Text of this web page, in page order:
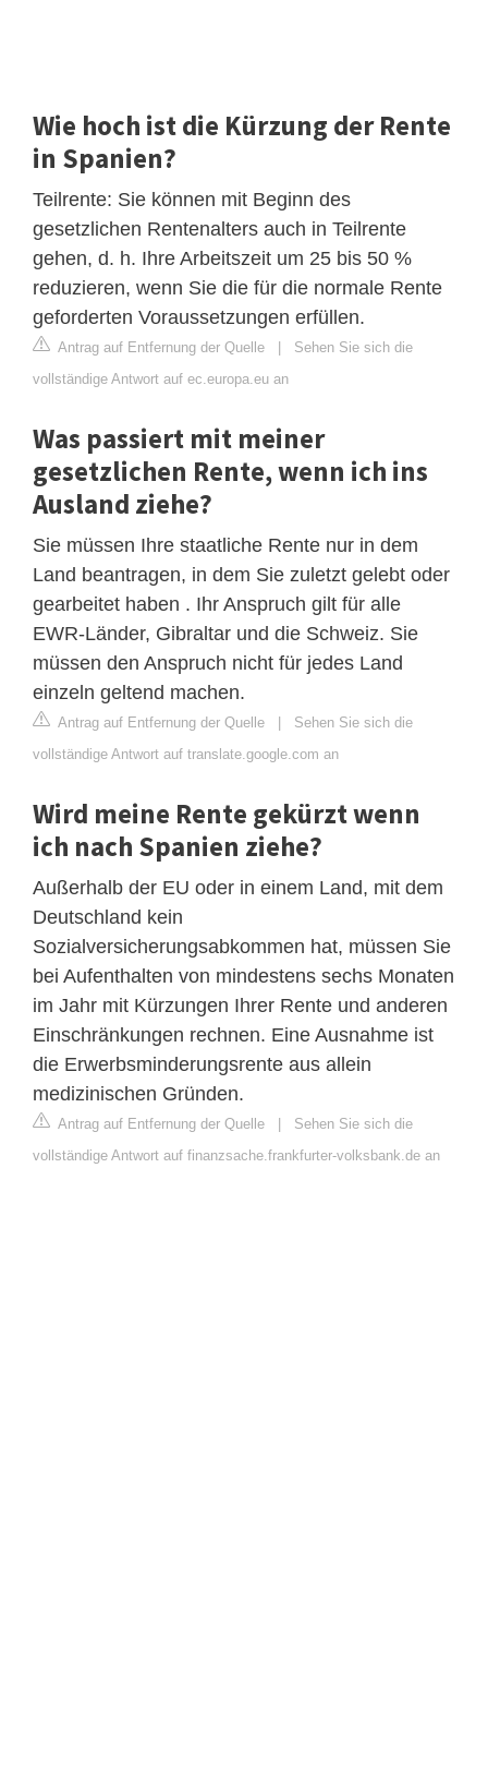
Wie hoch ist die Kürzung der Rente
in Spanien?
Teilrente: Sie können mit Beginn des
gesetzlichen Rentenalters auch in Teilrente
gehen, d. h. Ihre Arbeitszeit um 25 bis 50 %
reduzieren, wenn Sie die für die normale Rente
geforderten Voraussetzungen erfüllen.
Antrag auf Entfernung der Quelle | Sehen Sie sich die
vollständige Antwort auf ec.europa.eu an
Was passiert mit meiner
gesetzlichen Rente, wenn ich ins
Ausland ziehe?
Sie müssen Ihre staatliche Rente nur in dem
Land beantragen, in dem Sie zuletzt gelebt oder
gearbeitet haben . Ihr Anspruch gilt für alle
EWR-Länder, Gibraltar und die Schweiz. Sie
müssen den Anspruch nicht für jedes Land
einzeln geltend machen.
Antrag auf Entfernung der Quelle | Sehen Sie sich die
vollständige Antwort auf translate.google.com an
Wird meine Rente gekürzt wenn
ich nach Spanien ziehe?
Außerhalb der EU oder in einem Land, mit dem
Deutschland kein
Sozialversicherungsabkommen hat, müssen Sie
bei Aufenthalten von mindestens sechs Monaten
im Jahr mit Kürzungen Ihrer Rente und anderen
Einschränkungen rechnen. Eine Ausnahme ist
die Erwerbsminderungsrente aus allein
medizinischen Gründen.
Antrag auf Entfernung der Quelle | Sehen Sie sich die
vollständige Antwort auf finanzsache.frankfurter-volksbank.de an